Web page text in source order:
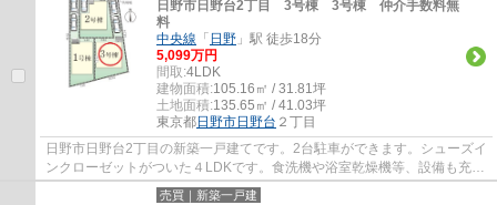
日野市日野台2丁目 3号棟 3号棟 仲介手数料無
料
中央線 「 日野 」駅 徒歩18分
5,099万円
間取:4LDK
建物面積:105.16㎡ / 31.81坪
土地面積:135.65㎡ / 41.03坪
東京都日野市日野台 ２丁目
日野市日野台2丁目の新築一戸建てです。2台駐車ができます。シューズイ
ンクローゼットがついた４LDKです。食洗機や浴室乾燥機等、設備も充実
しています。日野市でお住まいをお探しなら...
売買｜新築一戸建